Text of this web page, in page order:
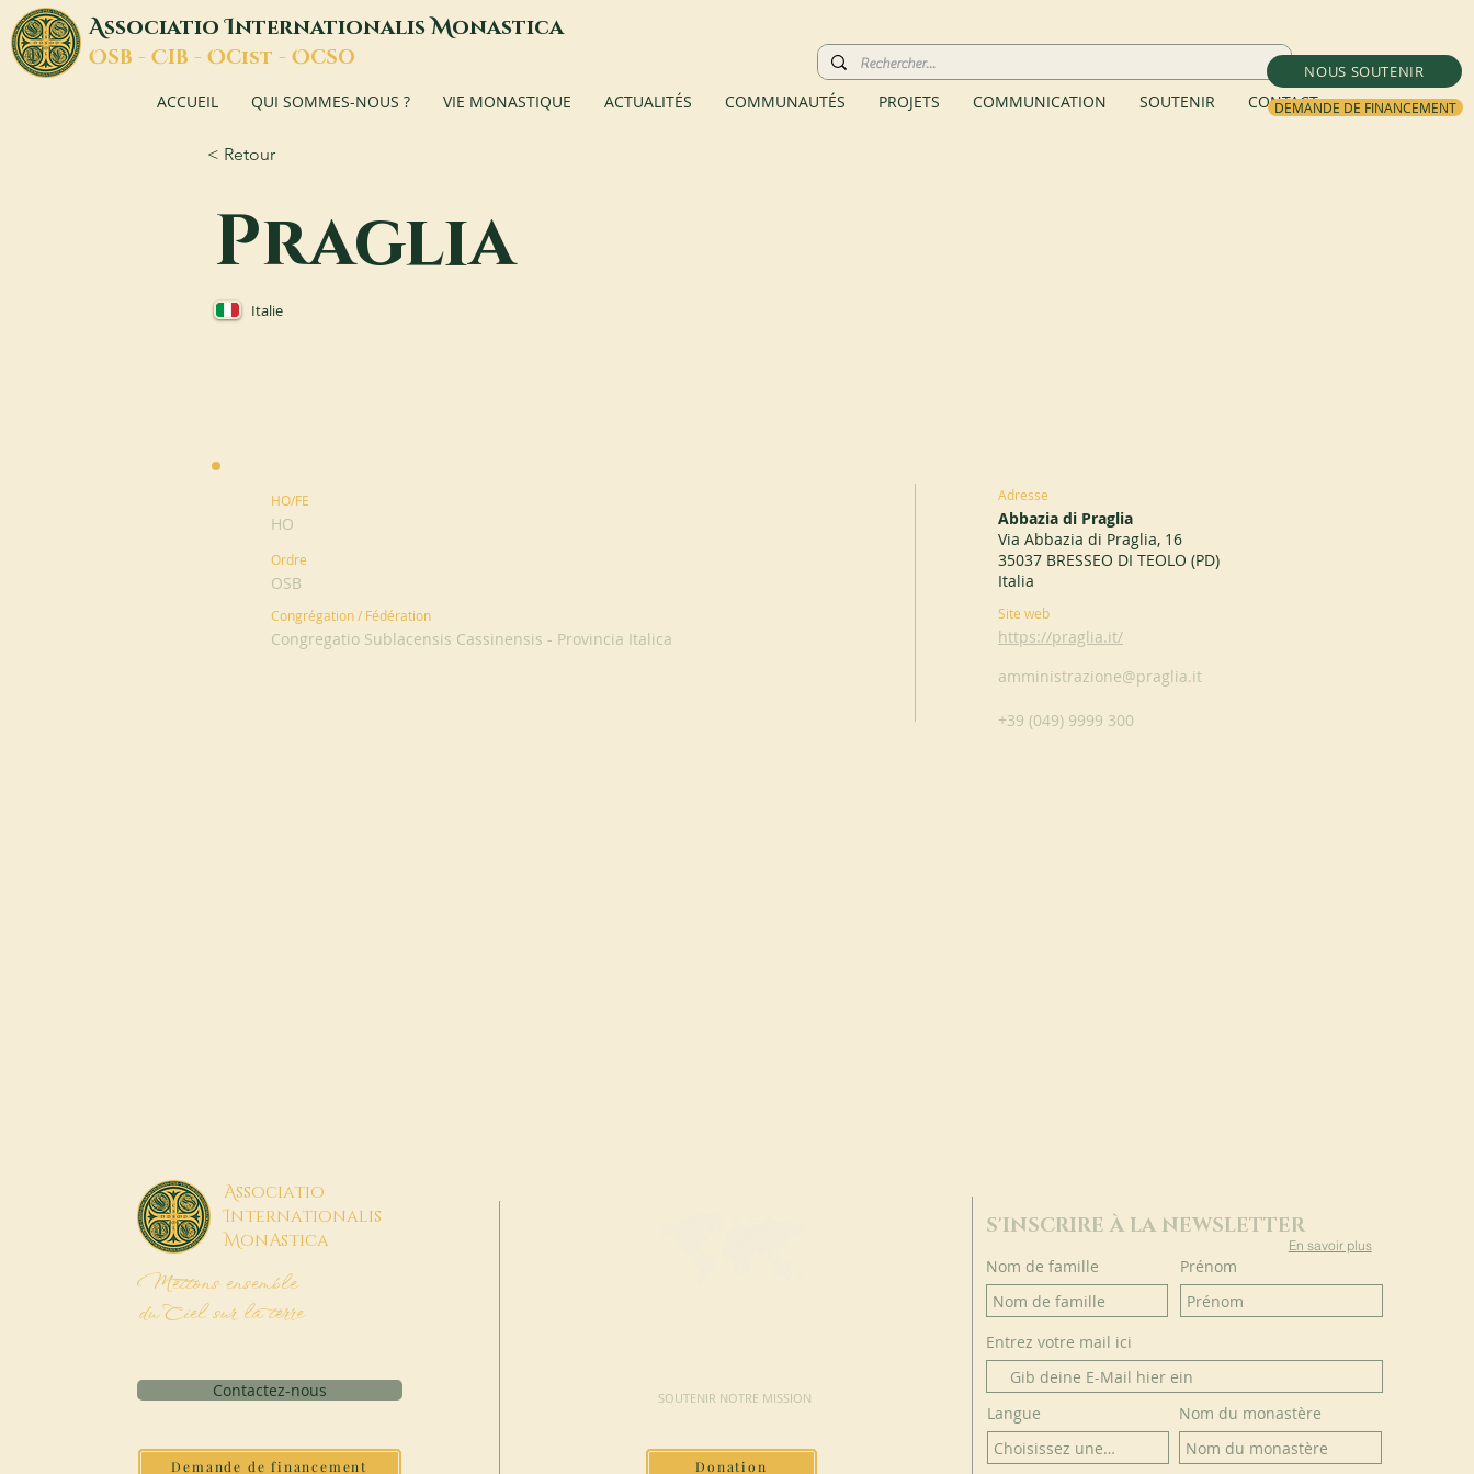
NOUS SOUTENIR
DEMANDE DE FINANCEMENT
AssociatioInternationalisMonastica
OSB - CIB - OCist - OCSO
ACCUEIL QUI SOMMES-NOUS ? VIE MONASTIQUE ACTUALITÉS COMMUNAUTÉS PROJETS COMMUNICATION SOUTENIR CONTACT
< Retour
Praglia
Italie
HO/FE
HO
Ordre
OSB
Congrégation / Fédération
Congregatio Sublacensis Cassinensis - Provincia Italica
Adresse
Abbazia di Praglia
Via Abbazia di Praglia, 16
35037 BRESSEO DI TEOLO (PD)
Italia
Site web
https://praglia.it/
amministrazione@praglia.it
+39 (049) 9999 300
Associatio
Internationalis
MonAstica
Mettons ensemble
du Ciel sur la terre
Contactez-nous
Demande de financement
SOUTENIR NOTRE MISSION
Donation
S'INSCRIRE À LA NEWSLETTER
En savoir plus
Nom de famille Prénom
Entrez votre mail ici
Langue Nom du monastère